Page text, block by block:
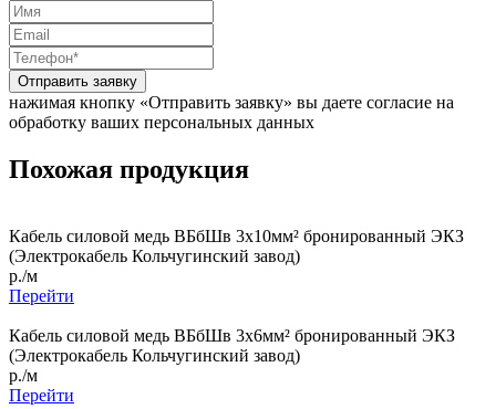
Отправить заявку
нажимая кнопку «Отправить заявку» вы даете согласие на
обработку ваших персональных данных
Похожая продукция
Кабель силовой медь ВБбШв 3x10мм² бронированный ЭКЗ
(Электрокабель Кольчугинский завод)
р./м
Перейти
Кабель силовой медь ВБбШв 3x6мм² бронированный ЭКЗ
(Электрокабель Кольчугинский завод)
р./м
Перейти